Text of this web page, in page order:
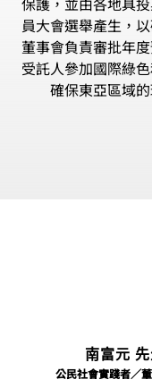
員大會選舉產生，
董事會負責審批年
受託人參加國際綠
確保東亞區域
南富元 先
公民社會實踐者／